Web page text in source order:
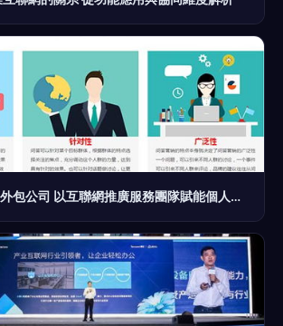
南山定制化營銷外包公司 以互聯網推廣服務團隊賦能個人互聯網服務